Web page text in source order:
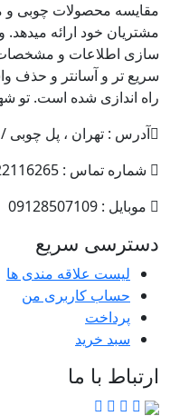
مقایسه محصولات چوبی و
مشتریان خود ارائه
سازی اطلاعات و
سریع تر و آسانتر و حذف
راه اندازی شده است. تو
آدرس : تهران ، پل چوبی /
شماره تماس : 02122116265
موبایل : 09128507109
دسترسی سریع
لیست علاقه مندی ها
حساب کاربری من
پرداخت
سبد خرید
ارتباط با ما